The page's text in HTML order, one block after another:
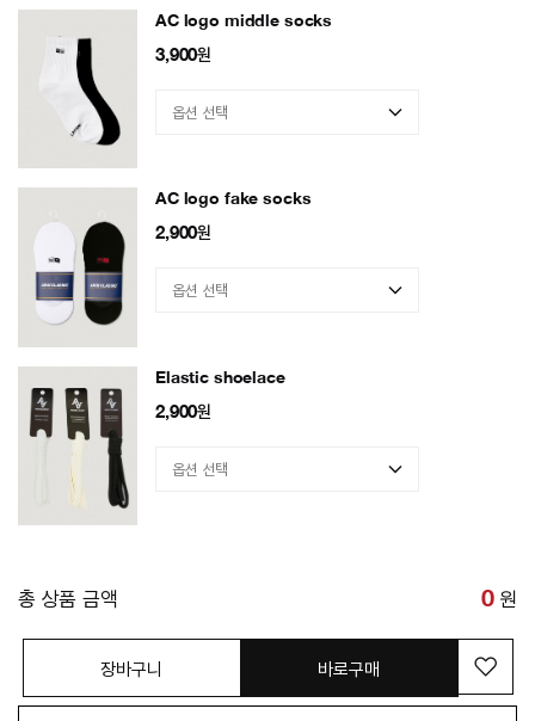
AC logo middle socks
3,900원
AC logo fake socks
2,900원
Elastic shoelace
2,900원
총 상품 금액 0 원
장바구니 바로구매